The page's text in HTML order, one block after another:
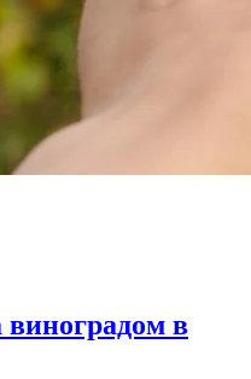
виноградом в